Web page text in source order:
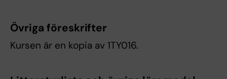
Övriga föreskrifter
Kursen är en kopia av 1TY016.